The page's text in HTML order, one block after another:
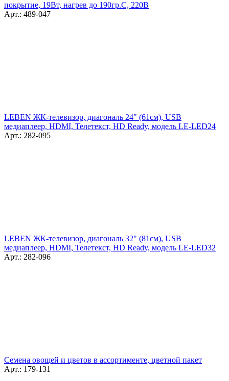
покрытие, 19Вт, нагрев до 190гр.С, 220В
Арт.: 489-047
LEBEN ЖК-телевизор, диагональ 24" (61см), USB
медиаплеер, HDMI, Телетекст, HD Ready, модель LE-LED24
Арт.: 282-095
LEBEN ЖК-телевизор, диагональ 32" (81см), USB
медиаплеер, HDMI, Телетекст, HD Ready, модель LE-LED32
Арт.: 282-096
Семена овощей и цветов в ассортименте, цветной пакет
Арт.: 179-131